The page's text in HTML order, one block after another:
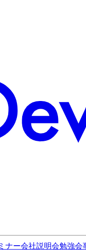
ナー会社説明会勉強会